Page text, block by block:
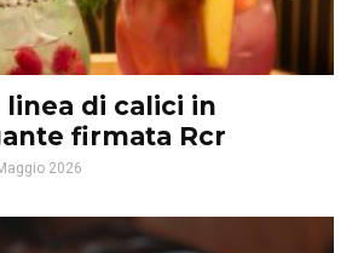
linea di calici in
firmata Rcr
2026